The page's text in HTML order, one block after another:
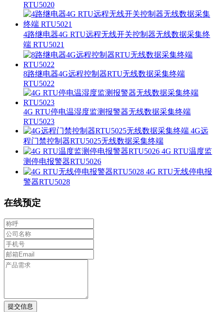
RTU5020
4路继电器4G RTU远程无线开关控制器无线数据采集终
端 RTU5021
8路继电器4G远程控制器RTU无线数据采集终端
RTU5022
4G RTU停电温湿度监测报警器无线数据采集终端
RTU5023
4G远
程门禁控制器RTU5025无线数据采集终端
4G RTU温度监
测停电报警器RTU5026
4G RTU无线停电报
警器RTU5028
在线预定
提交信息